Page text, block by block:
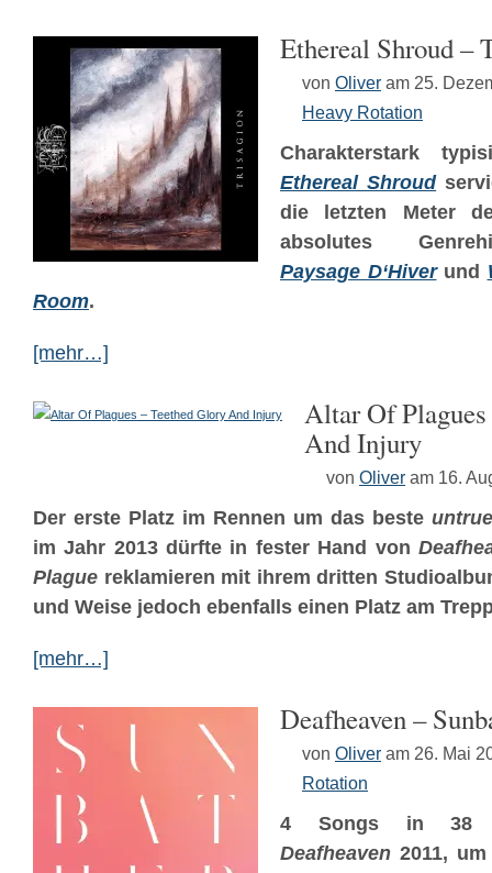
Ethereal Shroud –
von Oliver am 25.
Heavy Rotation
Charakterstark
Ethereal Shroud
die letzten Meter
absolutes
Paysage D‘Hiverund
Room.
[mehr…]
Altar Of
And Injury
von Oliver am 16.
Der erste Platz im Rennen um das beste
im Jahr 2013 dürfte in fester Hand von
Plague reklamieren mit ihrem dritten
und Weise jedoch ebenfalls einen Platz am
[mehr…]
Deafheaven –
von Oliver am 26. Mai
Rotation
4 Songs in 38
Deafheaven 2011,